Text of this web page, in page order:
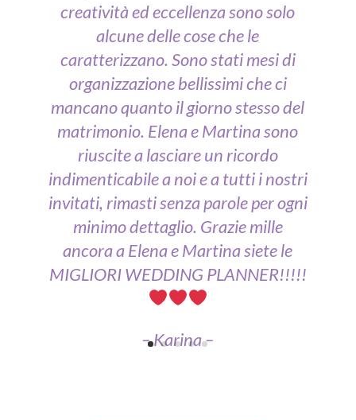
creatività ed eccellenza sono solo
alcune delle cose che le
caratterizzano. Sono stati mesi di
organizzazione bellissimi che ci
mancano quanto il giorno stesso del
matrimonio. Elena e Martina sono
riuscite a lasciare un ricordo
indimenticabile a noi e a tutti i nostri
invitati, rimasti senza parole per ogni
minimo dettaglio. Grazie mille
ancora a Elena e Martina siete le
MIGLIORI WEDDING PLANNER!!!!!
– Karina –